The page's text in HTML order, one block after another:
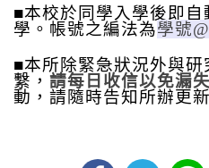
■本校於同學入學後即自
學。帳號之編法為學號
■本所除緊急狀況外與
繫， 請每日收信以免漏
動，請隨時告知所辦更新